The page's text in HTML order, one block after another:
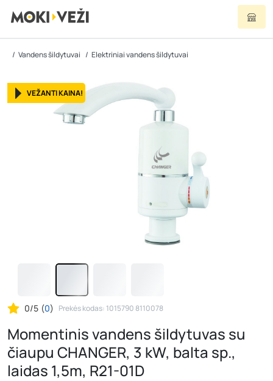
Vandens šildytuvai Elektriniai vandens šildytuvai
VEŽANTI KAINA!
0/5 (0) Prekės kodas: 1015790 8110078
Momentinis vandens šildytuvas su
čiaupu CHANGER, 3 kW, balta sp.,
laidas 1,5m, R21-01D